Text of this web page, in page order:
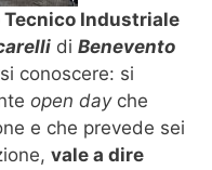
Industriale
di Benevento
conoscere: si
open dayche
e che prevede sei
vale a dire